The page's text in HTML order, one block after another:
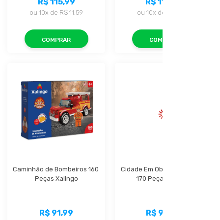
ou 10x de R$ 11,59
COMPRAR
ou 10x de
COMPRAR
Caminhão de Bombeiros 160
Peças Xalingo
R$ 91,99
Cidade Em Obras Caminhão
170 Peças Xalingo
R$ 94,99